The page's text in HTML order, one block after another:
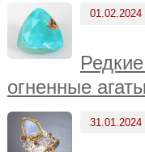
01.02.2024
огненные
31.01.2024